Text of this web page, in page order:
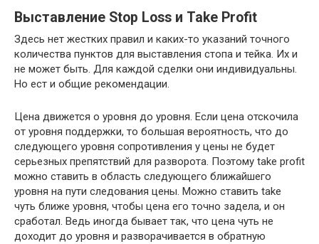
Выставление Stop Loss и Take Profit
Здесь нет жестких правил и каких-то указаний точного
количества пунктов для выставления стопа и тейка. Их и
не может быть. Для каждой сделки они индивидуальны.
Но ест и общие рекомендации.
Цена движется о уровня до уровня. Если цена отскочила
от уровня поддержки, то большая вероятность, что до
следующего уровня сопротивления у цены не будет
серьезных препятствий для разворота. Поэтому take profit
можно ставить в область следующего ближайшего
уровня на пути следования цены. Можно ставить take
чуть ближе уровня, чтобы цена его точно задела, и он
сработал. Ведь иногда бывает так, что цена чуть не
доходит до уровня и разворачивается в обратную